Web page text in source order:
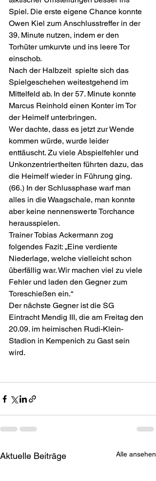
Spiel. Die erste eigene Chance konnte
Owen Kiel zum Anschlusstreffer in der
39. Minute nutzen, indem er den
Torhüter umkurvte und ins leere Tor
einschob.
Nach der Halbzeit  spielte sich das
Spielgeschehen weitestgehend im
Mittelfeld ab. In der 57. Minute konnte
Marcus Reinhold einen Konter im Tor
der Heimelf unterbringen.
Wer dachte, dass es jetzt zur Wende
kommen würde, wurde leider
enttäuscht. Zu viele Abspielfehler und
Unkonzentriertheiten führten dazu, das
die Heimelf wieder in Führung ging.
(66.) In der Schlussphase warf man
alles in die Waagschale, man konnte
aber keine nennenswerte Torchance
herausspielen.
Trainer Tobias Ackermann zog
folgendes Fazit: „Eine verdiente
Niederlage, welche vielleicht schon
überfällig war. Wir machen viel zu viele
Fehler und laden den Gegner zum
Toreschießen ein.“
Der nächste Gegner ist die SG
Eintracht Mendig III, die am Freitag den
20.09. im heimischen Rudi-Klein-
Stadion in Kempenich zu Gast sein
wird.
Aktuelle Beiträge Alle ansehen